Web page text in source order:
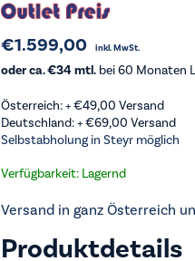
€1.599,00 inkl. MwSt.
oder ca. €34 mtl.bei 60 Monaten
Österreich: +€49,00 Versand
Deutschland: +€69,00 Versand
Selbstabholung in Steyr möglich
Verfügbarkeit: Lagernd
Versand in ganz Österreich
Produktdetails